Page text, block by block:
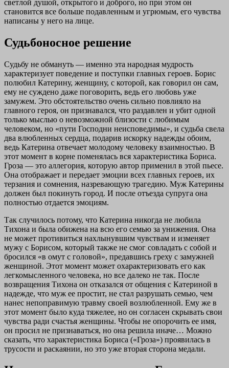
светлой душой, открытого и доброго, но при этом он
становится все больше подавленным и угрюмым, его чувства
написаны у него на лице.
Судьбоносное решение
Судьбу не обмануть — именно эта народная мудрость
характеризует поведение и поступки главных героев. Борис
полюбил Катерину, женщину, с которой, как говорил он сам,
ему не суждено даже поговорить, ведь его любовь уже
замужем. Это обстоятельство очень сильно повлияло на
главного героя, он признавался, что раздавлен и убит одной
только мыслью о невозможной близости с любимым
человеком, но «пути Господни неисповедимы», и судьба свела
два влюбленных сердца, подарив искорку надежды обоим,
ведь Катерина отвечает молодому человеку взаимностью. В
этот момент в корне поменялась вся характеристика Бориса.
Гроза — это аллегория, которую автор применил в этой пьесе.
Она отображает и передает эмоции всех главных героев, их
терзания и сомнения, назревающую трагедию. Муж Катерины
должен был покинуть город. И после отъезда супруга она
полностью отдается эмоциям.
Так случилось потому, что Катерина никогда не любила
Тихона и была обижена на всю его семью за унижения. Она
не может противиться нахлынувшим чувствам и изменяет
мужу с Борисом, который также не смог совладать с собой и
бросился «в омут с головой», предавшись греху с замужней
женщиной. Этот момент может охарактеризовать его как
легкомысленного человека, но все далеко не так. После
возвращения Тихона он отказался от общения с Катериной в
надежде, что муж ее простит, не стал разрушать семью, чем
нанес непоправимую травму своей возлюбленной. Ему же в
этот момент было куда тяжелее, но он согласен скрывать свои
чувства ради счастья женщины. Чтобы не опорочить ее имя,
он просил не признаваться, но она решила иначе… Можно
сказать, что характеристика Бориса («Гроза») проявилась в
трусости и раскаянии, но это уже вторая сторона медали.